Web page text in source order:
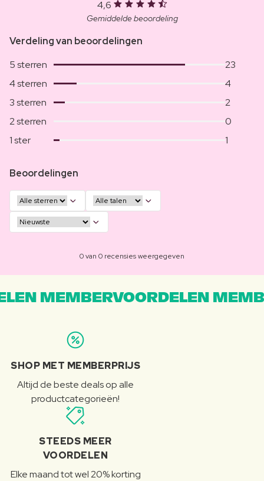
4,6
Gemiddelde beoordeling
Verdeling van beoordelingen
5 sterren
23
4 sterren
4
3 sterren
2
2 sterren
0
1 ster
1
Beoordelingen
0 van 0 recensies weergegeven
MEMBERVOORDELEN
SHOP MET MEMBERPRIJS
Altijd de beste deals op alle
productcategorieën!
STEEDS MEER
VOORDELEN
Elke maand tot wel 20% korting